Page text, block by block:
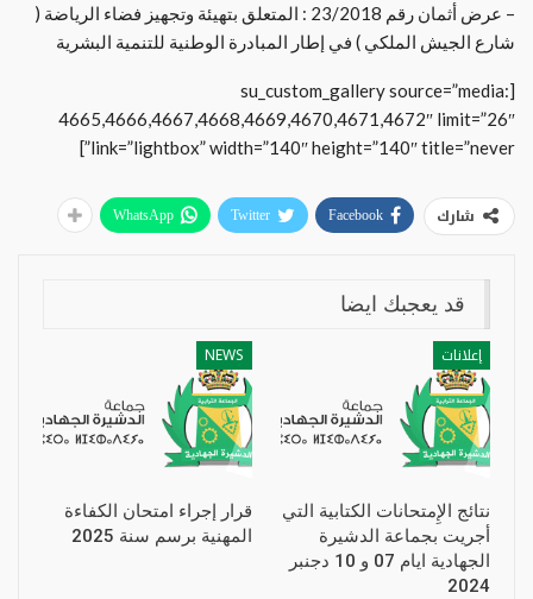
– عرض أثمان رقم 23/2018 : المتعلق بتهيئة وتجهيز فضاء الرياضة (
شارع الجيش الملكي ) في إطار المبادرة الوطنية للتنمية البشرية
[su_custom_gallery source=”media:
4665,4666,4667,4668,4669,4670,4671,4672″ limit=”26″
link=”lightbox” width=”140″ height=”140″ title=”never”]
شارك Facebook
Twitter
WhatsApp
قد يعجبك ايضا
إعلانات
نتائج الإِمتحانات الكتابية التي
أجريت بجماعة الدشيرة
الجهادية ايام 07 و 10 دجنبر
2024
NEWS
قرار إجراء امتحان الكفاءة
المهنية برسم سنة 2025